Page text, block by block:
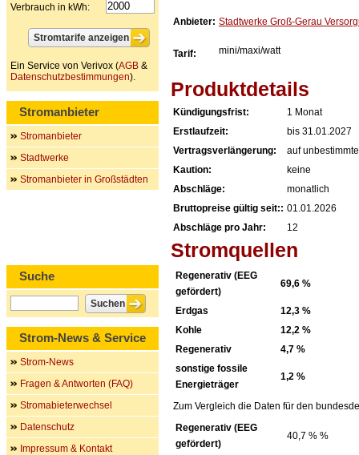
Anbieter: Stadtwerke Groß-Gerau
Tarif: mini/maxi/watt
Produktdetails
Kündigungsfrist:
1 Monat
Erstlaufzeit:
bis 31.01.2027
Vertragsverlängerung:
auf
Kaution:
keine
Abschläge:
monatlich
Bruttopreise gültig seit:: 01.01.2026
Abschläge pro Jahr:
12
Stromquellen
Regenerativ (EEG
gefördert)
69,6 %
Erdgas
12,3 %
Kohle
12,2 %
Regenerativ
4,7 %
sonstige fossile
Energieträger
1,2 %
Zum Vergleich die Daten für den
Regenerativ (EEG
gefördert)
40,7 % %
Verbrauch in kWh:
Ein Service von Verivox (AGB &
Datenschutzbestimmungen).
Stromanbieter
Stromanbieter
Stadtwerke
Stromanbieter in Großstädten
Suche
Strom-News & Service
Strom-News
Fragen & Antworten (FAQ)
Stromabieterwechsel
Datenschutz
Impressum & Kontakt